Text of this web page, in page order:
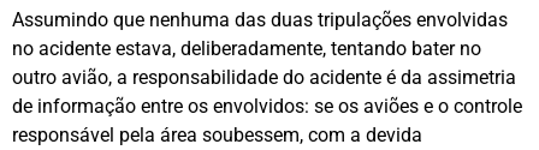
Assumindo que nenhuma das duas tripulações envolvidas
no acidente estava, deliberadamente, tentando bater no
outro avião, a responsabilidade do acidente é da assimetria
de informação entre os envolvidos: se os aviões e o controle
responsável pela área soubessem, com a devida